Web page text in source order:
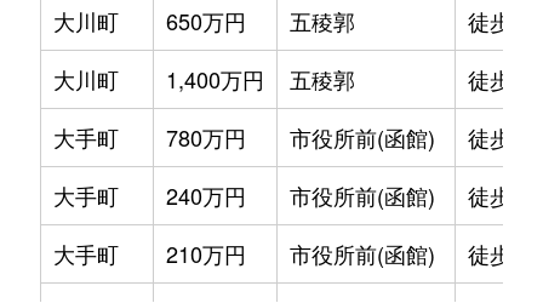
大川町
650万円 五稜郭
徒歩13
大川町
1,400万円 五稜郭
徒歩7
大手町
780万円 市役所前(函館)
徒歩2
大手町
240万円 市役所前(函館)
徒歩2
大手町
210万円 市役所前(函館)
徒歩2